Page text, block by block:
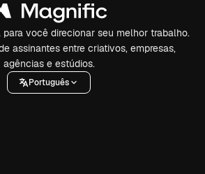
você direcionar seu melhor trabalho.
assinantes entre criativos, empresas,
agências e estúdios.
Português